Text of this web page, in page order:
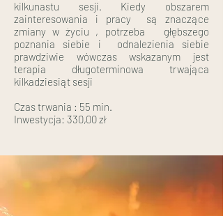
kilkunastu sesji. Kiedy obszarem
zainteresowania i pracy są znaczące
zmiany w życiu , potrzeba głębszego
poznania siebie i odnalezienia siebie
prawdziwie wówczas wskazanym jest
terapia długoterminowa trwająca
kilkadziesiąt sesji
Czas trwania : 55 min.
Inwestycja: 330,00 zł